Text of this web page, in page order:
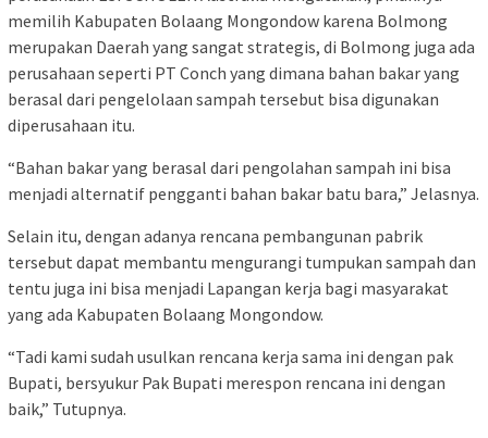
memilih Kabupaten Bolaang Mongondow karena Bolmong
merupakan Daerah yang sangat strategis, di Bolmong juga ada
perusahaan seperti PT Conch yang dimana bahan bakar yang
berasal dari pengelolaan sampah tersebut bisa digunakan
diperusahaan itu.
“Bahan bakar yang berasal dari pengolahan sampah ini bisa
menjadi alternatif pengganti bahan bakar batu bara,” Jelasnya.
Selain itu, dengan adanya rencana pembangunan pabrik
tersebut dapat membantu mengurangi tumpukan sampah dan
tentu juga ini bisa menjadi Lapangan kerja bagi masyarakat
yang ada Kabupaten Bolaang Mongondow.
“Tadi kami sudah usulkan rencana kerja sama ini dengan pak
Bupati, bersyukur Pak Bupati merespon rencana ini dengan
baik,” Tutupnya.